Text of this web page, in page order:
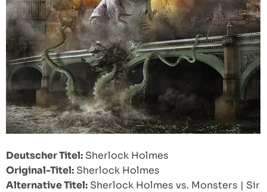
Deutscher Titel: Sherlock Holmes
Original-Titel: Sherlock Holmes
Alternative Titel: Sherlock Holmes vs. Monsters | Sir